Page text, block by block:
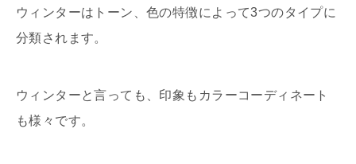
ウィンターはトーン、色の特徴によって3つのタイプに
分類されます。
ウィンターと言っても、印象もカラーコーディネート
も様々です。